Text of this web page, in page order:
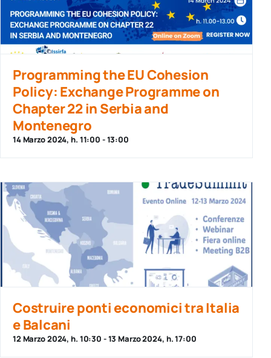
Programming the EU Cohesion
Policy: Exchange Programme on
Chapter 22 in Serbia and
Montenegro
14 Marzo 2024, h. 11:00 -13:00
Costruire ponti economici tra Italia
e Balcani
12 Marzo 2024, h. 10:30 -13 Marzo 2024, h. 17:00